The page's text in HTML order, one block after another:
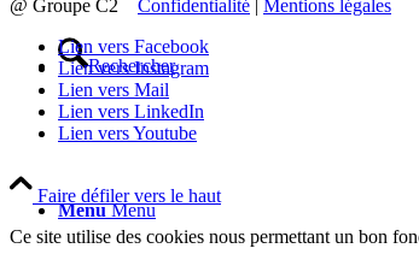
Rechercher
Menu Menu
@ Groupe C2 Confidentialité | Mentions légales
Lien vers Facebook
Lien vers Instagram
Lien vers Mail
Lien vers LinkedIn
Lien vers Youtube
Faire défiler vers le haut
Ce site utilise des cookies nous permettant un bon